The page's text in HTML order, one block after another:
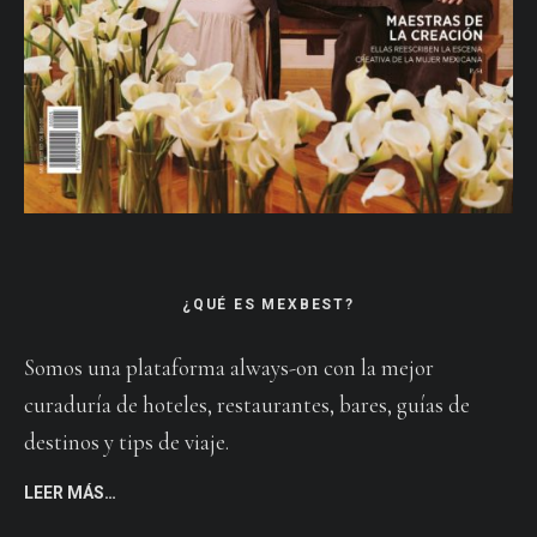
¿QUÉ ES MEXBEST?
Somos una plataforma always-on con la mejor
curaduría de hoteles, restaurantes, bares, guías de
destinos y tips de viaje.
LEER MÁS…